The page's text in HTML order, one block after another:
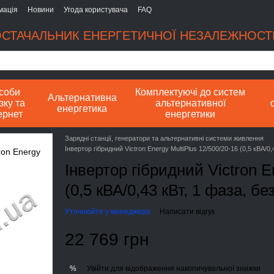
Новини Угода користувача FAQ
ЕНЕРГЕТИЧНОЇ
та
Альтернативна
енергетика
Комплектуючі до систем
альтернативної
енергетики
Зарядні станції, генератори та альтернативні системи живлення
Інвертор гібридний Victron Energy MultiPlus 12/500/20-16 (0,5 кВА/
Інвертор гібридний Victron
(0,5 кВА/0,43 кВт, 1 фаза,
Уточнюйте у менеджера Написати відгук
22 769 грн
% Увійти для відображення накопичувальної знижки